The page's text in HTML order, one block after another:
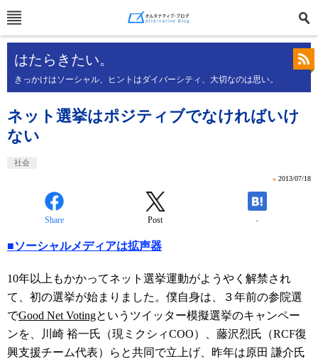
はたらきたい。
きっかけはソーシャル、ヒントはダイバーシティ、大切なのは思い。
ネット選挙はポジティブでなければいけ
ない
社会
» 2013/07/18
Share Post -
■ソーシャルメディアは拡声器
10年以上もかかってネット選挙運動がようやく解禁され
て、初の選挙が始まりました。僕自身は、３年前の参院選
でGood Net Votingというツイッター模擬選挙のキャンペー
ンを、川崎 裕一氏（現ミクシィCOO）、藤沢烈氏（RCF復
興支援チーム代表）らと共同で立上げ、昨年は原田 謙介氏